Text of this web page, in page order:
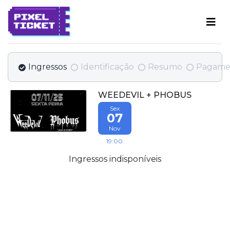
Ingressos Identificação Resumo
WEEDEVIL + PHOBUS
Sex
07
Nov
19:00
Ingressos indisponíveis